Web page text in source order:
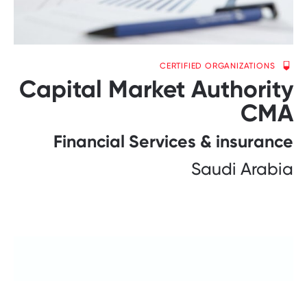
CERTIFIED ORGANIZATIONS
Capital Market Authority
CMA
Financial Services & insurance
Saudi Arabia